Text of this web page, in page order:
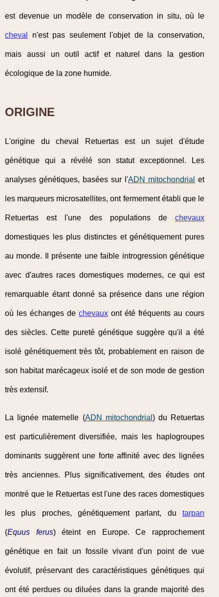
est devenue un modèle de conservation in situ, où le
cheval n'est pas seulement l'objet de la conservation,
mais aussi un outil actif et naturel dans la gestion
écologique de la zone humide.
ORIGINE
L'origine du cheval Retuertas est un sujet d'étude
génétique qui a révélé son statut exceptionnel. Les
analyses génétiques, basées sur l'ADN mitochondrial et
les marqueurs microsatellites, ont fermement établi que le
Retuertas est l'une des populations de chevaux
domestiques les plus distinctes et génétiquement pures
au monde. Il présente une faible introgression génétique
avec d'autres races domestiques modernes, ce qui est
remarquable étant donné sa présence dans une région
où les échanges de chevaux ont été fréquents au cours
des siècles. Cette pureté génétique suggère qu'il a été
isolé génétiquement très tôt, probablement en raison de
son habitat marécageux isolé et de son mode de gestion
très extensif.
La lignée maternelle (ADN mitochondrial ) du Retuertas
est particulièrement diversifiée, mais les haplogroupes
dominants suggèrent une forte affinité avec des lignées
très anciennes. Plus significativement, des études ont
montré que le Retuertas est l'une des races domestiques
les plus proches, génétiquement parlant, du tarpan
(Equus ferus) éteint en Europe. Ce rapprochement
génétique en fait un fossile vivant d'un point de vue
évolutif, préservant des caractéristiques génétiques qui
ont été perdues ou diluées dans la grande majorité des